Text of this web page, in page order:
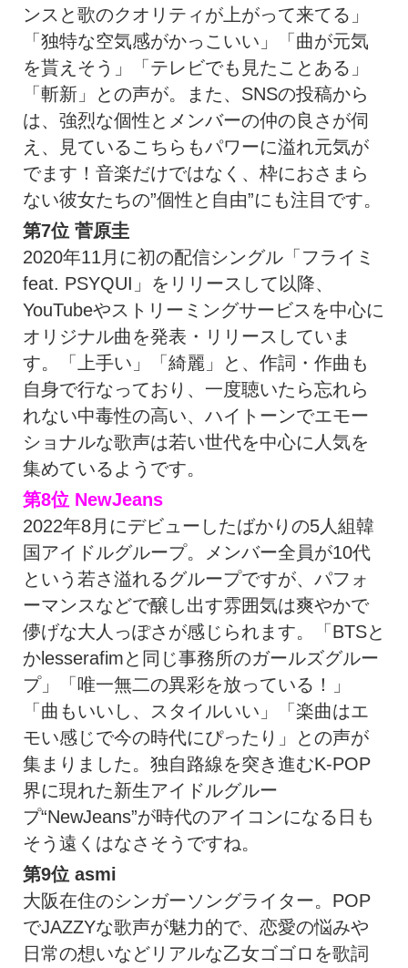
ンスと歌のクオリティが上がって来てる」
「独特な空気感がかっこいい」「曲が元気
を貰えそう」「テレビでも見たことある」
「斬新」との声が。また、SNSの投稿から
は、強烈な個性とメンバーの仲の良さが伺
え、見ているこちらもパワーに溢れ元気が
でます！音楽だけではなく、枠におさまら
ない彼女たちの”個性と自由”にも注目です。
第7位 菅原圭
2020年11月に初の配信シングル「フライミ
feat. PSYQUI」をリリースして以降、
YouTubeやストリーミングサービスを中心に
オリジナル曲を発表・リリースしていま
す。「上手い」「綺麗」と、作詞・作曲も
自身で行なっており、一度聴いたら忘れら
れない中毒性の高い、ハイトーンでエモー
ショナルな歌声は若い世代を中心に人気を
集めているようです。
第8位 NewJeans
2022年8月にデビューしたばかりの5人組韓
国アイドルグループ。メンバー全員が10代
という若さ溢れるグループですが、パフォ
ーマンスなどで醸し出す雰囲気は爽やかで
儚げな大人っぽさが感じられます。「BTSと
かlesserafimと同じ事務所のガールズグルー
プ」「唯一無二の異彩を放っている！」
「曲もいいし、スタイルいい」「楽曲はエ
モい感じで今の時代にぴったり」との声が
集まりました。独自路線を突き進むK-POP
界に現れた新生アイドルグルー
プ“NewJeans”が時代のアイコンになる日も
そう遠くはなさそうですね。
第9位 asmi
大阪在住のシンガーソングライター。POP
でJAZZYな歌声が魅力的で、恋愛の悩みや
日常の想いなどリアルな乙女ゴゴロを歌詞